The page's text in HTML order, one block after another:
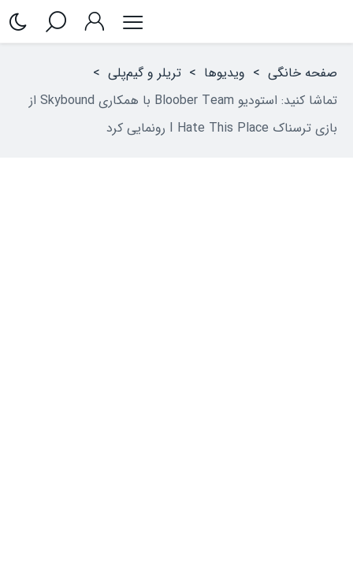
صفحه خانگی > ویدیوها > تریلر و گیم‌پلی >
تماشا کنید: استودیو Bloober Team با همکاری Skybound از
بازی ترسناک I Hate This Place رونمایی کرد